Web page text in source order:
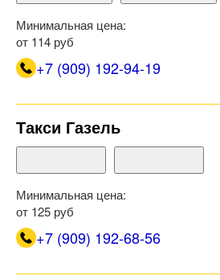
Минимальная цена:
от 114 руб
+7 (909) 192-94-19
Такси Газель
Минимальная цена:
от 125 руб
+7 (909) 192-68-56